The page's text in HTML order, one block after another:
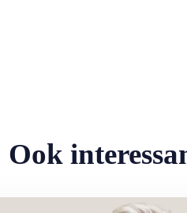
Ook
ik leuk vind’
over Column Jan Slagter: Samen